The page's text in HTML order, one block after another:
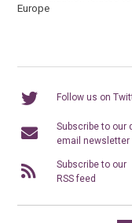
Europe
Follow us on
Subscribe to our
email newsletter
Subscribe to our
RSS feed